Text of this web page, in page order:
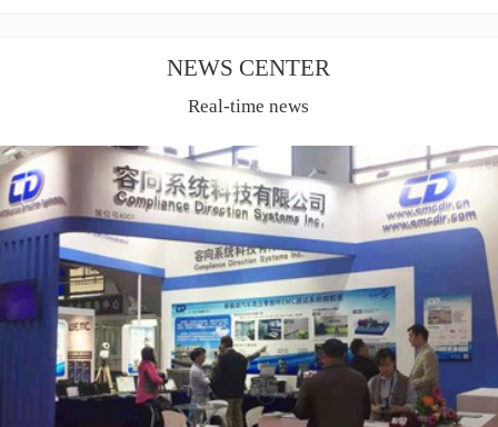
NEWS CENTER
Real-time news